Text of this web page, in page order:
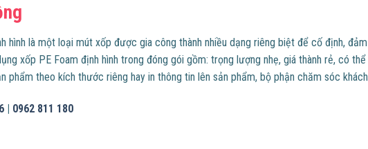
hình là một loại mút xốp được gia công thành nhiều dạng riêng biệt để cố định,
xốp PE Foam định hình trong đóng gói gồm: trọng lượng nhẹ, giá thành rẻ, có
phẩm theo kích thước riêng hay in thông tin lên sản phẩm, bộ phận chăm sóc
| 0962 811 180